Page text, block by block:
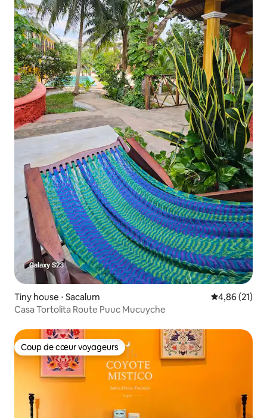
Tiny house ⋅ Sacalum Évaluation
4,86 (21)
Casa Tortolita Route Puuc Mucuyche
Coup de cœur voyageurs
Coup de cœur voyageurs